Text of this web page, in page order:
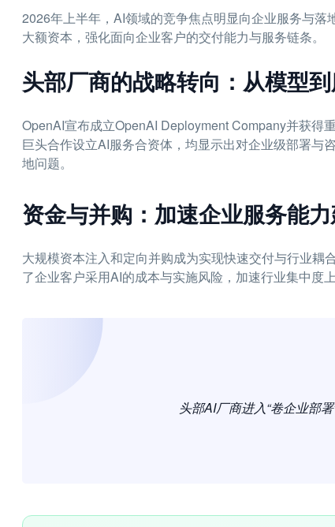
2026年上半年，AI领域的竞争焦点明显向企业服务与
大额资本，强化面向企业客户的交付能力与服务链条。
头部厂商的战略转向：从模型
OpenAI宣布成立OpenAI Deployment Company并获得
巨头合作设立AI服务合资体，均显示出对企业级部署与
地问题。
资金与并购：加速企业服务能
大规模资本注入和定向并购成为实现快速交付与行业
了企业客户采用AI的成本与实施风险，加速行业集中度上
头部AI厂商进入“卷企业部